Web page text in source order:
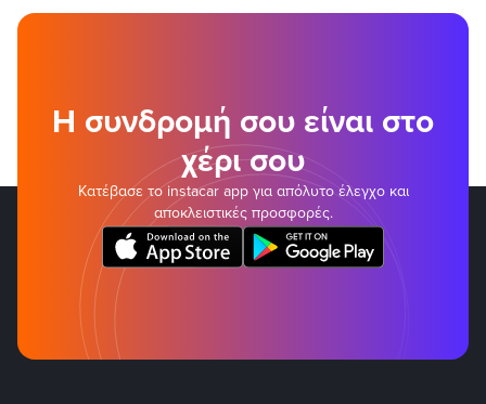
Η συνδρομή σου είναι στο
χέρι σου
Κατέβασε το instacar app για απόλυτο έλεγχο και
αποκλειστικές προσφορές.